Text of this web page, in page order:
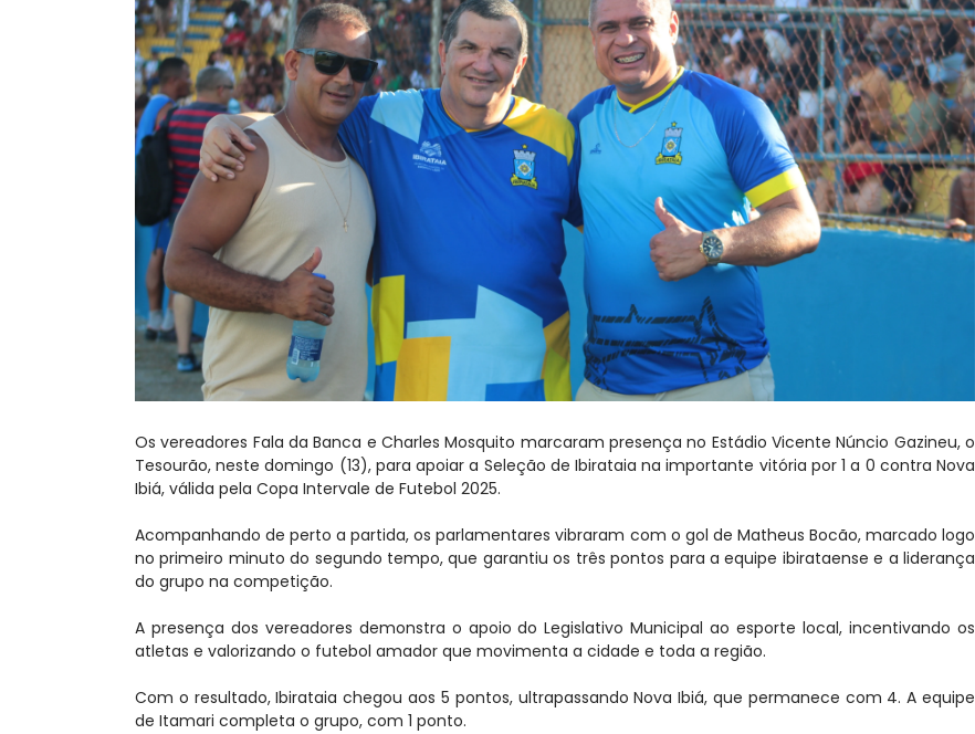
Os vereadores Fala da Banca e Charles Mosquito marcaram presença no Estádio Vicente Núncio Gazineu, o
Tesourão, neste domingo (13), para apoiar a Seleção de Ibirataia na importante vitória por 1 a 0 contra Nova
Ibiá, válida pela Copa Intervale de Futebol 2025.
Acompanhando de perto a partida, os parlamentares vibraram com o gol de Matheus Bocão, marcado logo
no primeiro minuto do segundo tempo, que garantiu os três pontos para a equipe ibirataense e a liderança
do grupo na competição.
A presença dos vereadores demonstra o apoio do Legislativo Municipal ao esporte local, incentivando os
atletas e valorizando o futebol amador que movimenta a cidade e toda a região.
Com o resultado, Ibirataia chegou aos 5 pontos, ultrapassando Nova Ibiá, que permanece com 4. A equipe
de Itamari completa o grupo, com 1 ponto.